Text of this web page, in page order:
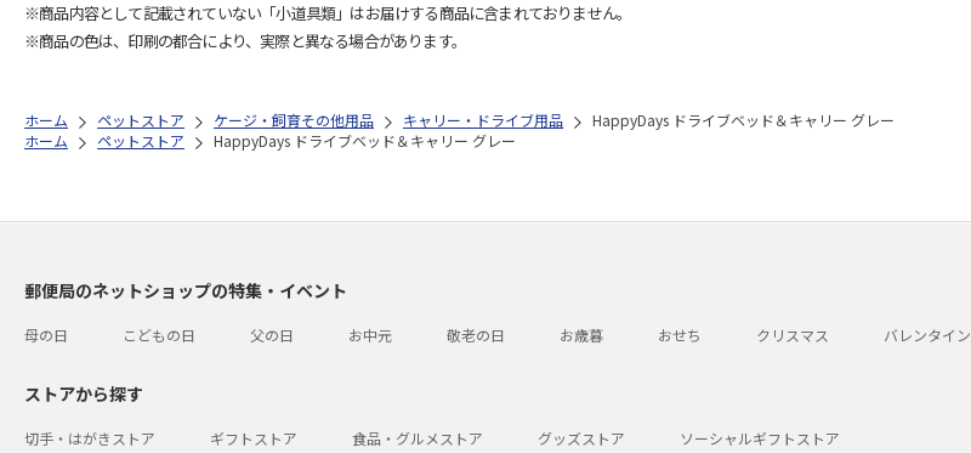
※商品内容として記載されていない「小道具類」はお届けする商品に含まれておりません。
※商品の色は、印刷の都合により、実際と異なる場合があります。
ホーム ペットストア ケージ・飼育その他用品 キャリー・ドライブ用品
HappyDays ドライブベッド＆キャリー グレー
ホーム
ペットストア HappyDays ドライブベッド＆キャリー グレー
郵便局のネットショップの特集・イベント
母の日 こどもの日 父の日 お中元 敬老の日 お歳暮 おせち クリスマス バレンタイン
ストアから探す
切手・はがきストア ギフトストア 食品・グルメストア グッズストア ソーシャルギフトストア